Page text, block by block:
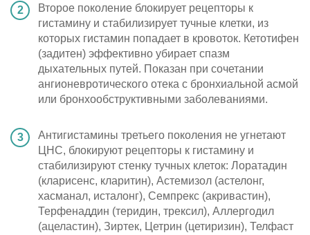
Второе поколение блокирует рецепторы к
гистамину и стабилизирует тучные клетки, из
которых гистамин попадает в кровоток. Кетотифен
(задитен) эффективно убирает спазм
дыхательных путей. Показан при сочетании
ангионевротического отека с бронхиальной асмой
или бронхообструктивными заболеваниями.
Антигистамины третьего поколения не угнетают
ЦНС, блокируют рецепторы к гистамину и
стабилизируют стенку тучных клеток: Лоратадин
(кларисенс, кларитин), Астемизол (астелонг,
хасманал, исталонг), Семпрекс (акривастин),
Терфенаддин (теридин, трексил), Аллергодил
(ацеластин), Зиртек, Цетрин (цетиризин), Телфаст